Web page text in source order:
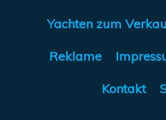
Yachten zum
Reklame
Kontakt